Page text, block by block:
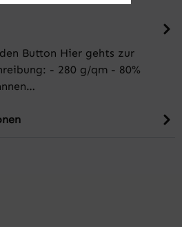
Button Hier gehts zur
- 280 g/qm - 80%